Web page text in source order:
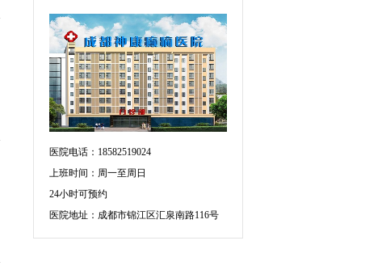
医院电话：18582519024
上班时间：周一至周日
24小时可预约
医院地址：成都市锦江区汇泉南路116号